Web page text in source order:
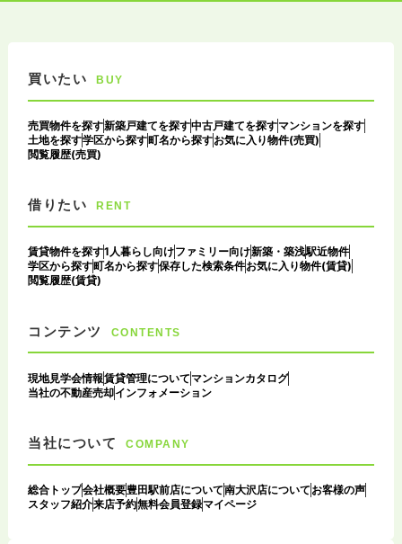
買いたい BUY
売買物件を探す新築戸建てを探す中古戸建てを探すマンションを探す
土地を探す学区から探す町名から探すお気に入り物件(売買)
閲覧履歴(売買)
借りたい RENT
賃貸物件を探す1人暮らし向けファミリー向け新築・築浅駅近物件
学区から探す町名から探す保存した検索条件お気に入り物件(賃貸)
閲覧履歴(賃貸)
コンテンツ CONTENTS
現地見学会情報賃貸管理について マンションカタログ
当社の不動産売却インフォメーション
当社について COMPANY
総合トップ会社概要豊田駅前店について南大沢店について お客様の声
スタッフ紹介来店予約無料会員登録マイページ